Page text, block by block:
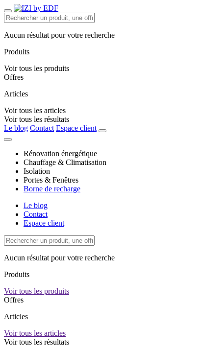
Aucun résultat pour votre recherche
Produits
Voir tous les produits
Offres
Articles
Voir tous les articles
Voir tous les résultats
Le blog Contact Espace client
Rénovation énergétique
Chauffage & Climatisation
Isolation
Portes & Fenêtres
Borne de recharge
Le blog
Contact
Espace client
Aucun résultat pour votre recherche
Produits
Voir tous les produits
Offres
Articles
Voir tous les articles
Voir tous les résultats